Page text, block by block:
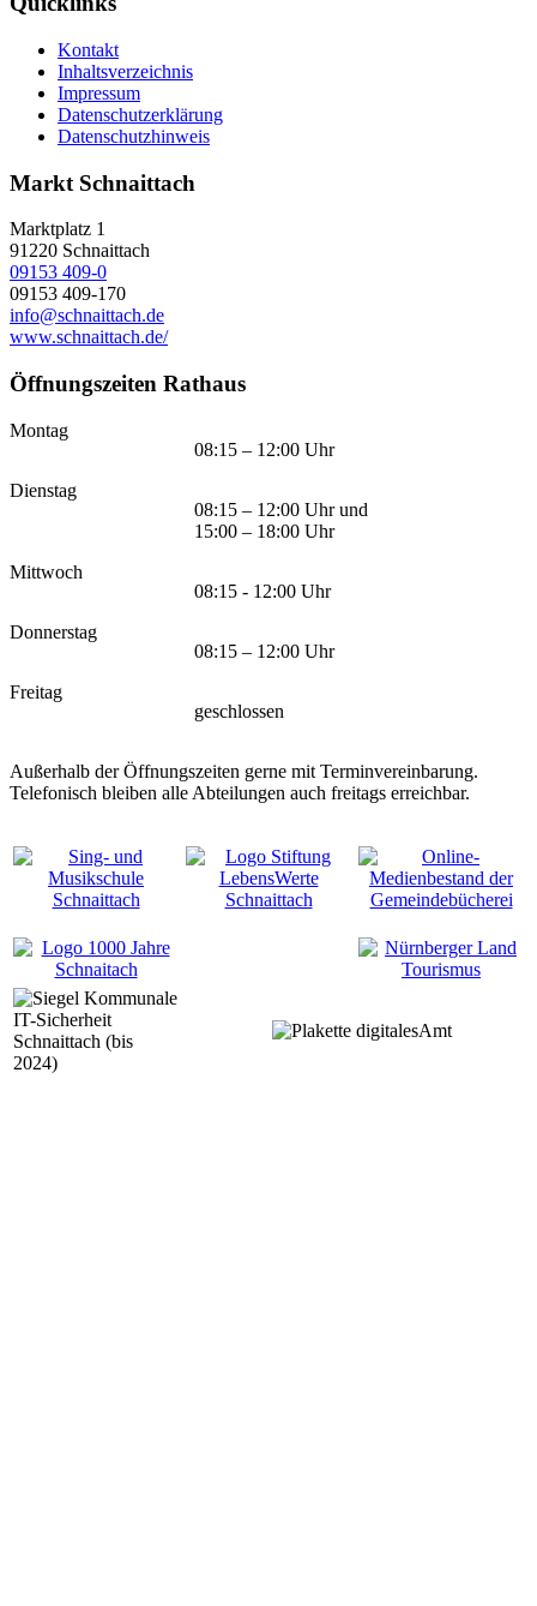
Kontakt
Inhaltsverzeichnis
Impressum
Datenschutzerklärung
Datenschutzhinweis
Markt Schnaittach
Marktplatz 1
91220 Schnaittach
09153 409-0
09153 409-170
info@schnaittach.de
www.schnaittach.de/
Öffnungszeiten Rathaus
Montag
08:15 – 12:00 Uhr
Dienstag
08:15 – 12:00 Uhr und
15:00 – 18:00 Uhr
Mittwoch
08:15 - 12:00 Uhr
Donnerstag
08:15 – 12:00 Uhr
Freitag
geschlossen
Außerhalb der Öffnungszeiten gerne mit Terminvereinbarung.
Telefonisch bleiben alle Abteilungen auch freitags erreichbar.